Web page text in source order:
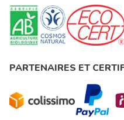
PARTENAIRES ET